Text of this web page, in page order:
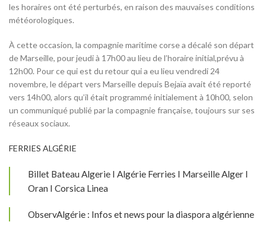
les horaires ont été perturbés, en raison des mauvaises conditions
météorologiques.
À cette occasion, la compagnie maritime corse a décalé son départ
de Marseille, pour jeudi à 17h00 au lieu de l’horaire initial,prévu à
12h00. Pour ce qui est du retour qui a eu lieu vendredi 24
novembre, le départ vers Marseille depuis Bejaïa avait été reporté
vers 14h00, alors qu’il était programmé initialement à 10h00, selon
un communiqué publié par la compagnie française, toujours sur ses
réseaux sociaux.
FERRIES ALGÉRIE
Billet Bateau Algerie I Algérie Ferries I Marseille Alger I
Oran I Corsica Linea
ObservAlgérie : Infos et news pour la diaspora algérienne